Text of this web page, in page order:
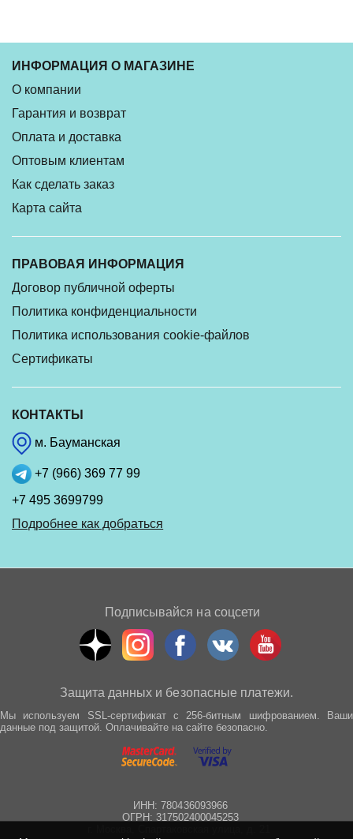
ИНФОРМАЦИЯ О МАГАЗИНЕ
О компании
Гарантия и возврат
Оплата и доставка
Оптовым клиентам
Как сделать заказ
Карта сайта
ПРАВОВАЯ ИНФОРМАЦИЯ
Договор публичной оферты
Политика конфиденциальности
Политика использования cookie-файлов
Сертификаты
КОНТАКТЫ
м. Бауманская
+7 (966) 369 77 99
+7 495 3699799
Подробнее как добраться
Подписывайся на соцсети
Защита данных и безопасные платежи.
Мы используем SSL-сертификат с 256-битным шифрованием. Ваши
данные под защитой. Оплачивайте на сайте безопасно.
ИНН: 780436093966
ОГРН: 317502400045253